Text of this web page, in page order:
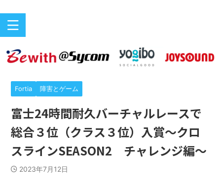
Fortia 障害とゲーム
富士24時間耐久バーチャルレースで
総合３位（クラス３位）入賞～クロ
スラインSEASON2 チャレンジ編～
2023年7月12日